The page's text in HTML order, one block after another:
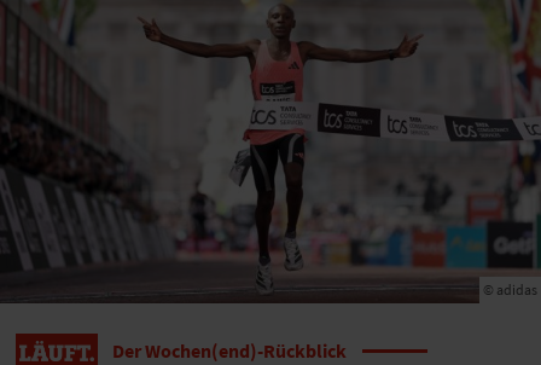
© adidas
Der Wochen(end)-Rückblick